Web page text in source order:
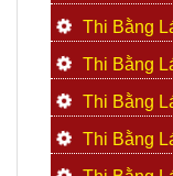
Thi Bằng
Thi Bằng
Thi Bằng
Thi Bằng